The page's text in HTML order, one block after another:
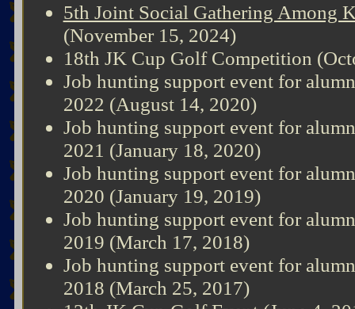
5th Joint Social Gathering Among
(November 15, 2024)
18th JK Cup Golf Competition
Job hunting support event for
2022 (August 14, 2020)
Job hunting support event for
2021 (January 18, 2020)
Job hunting support event for
2020 (January 19, 2019)
Job hunting support event for
2019 (March 17, 2018)
Job hunting support event for
2018 (March 25, 2017)